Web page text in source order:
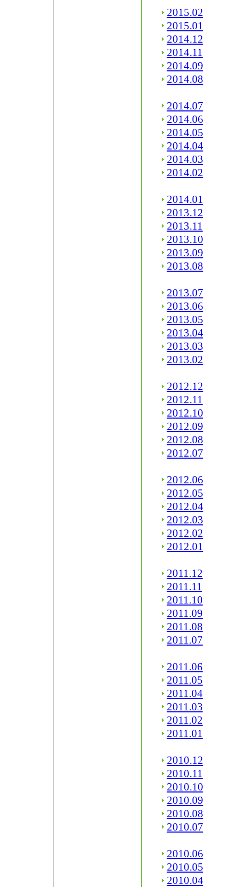
2015.02
2015.01
2014.12
2014.11
2014.09
2014.08
2014.07
2014.06
2014.05
2014.04
2014.03
2014.02
2014.01
2013.12
2013.11
2013.10
2013.09
2013.08
2013.07
2013.06
2013.05
2013.04
2013.03
2013.02
2012.12
2012.11
2012.10
2012.09
2012.08
2012.07
2012.06
2012.05
2012.04
2012.03
2012.02
2012.01
2011.12
2011.11
2011.10
2011.09
2011.08
2011.07
2011.06
2011.05
2011.04
2011.03
2011.02
2011.01
2010.12
2010.11
2010.10
2010.09
2010.08
2010.07
2010.06
2010.05
2010.04